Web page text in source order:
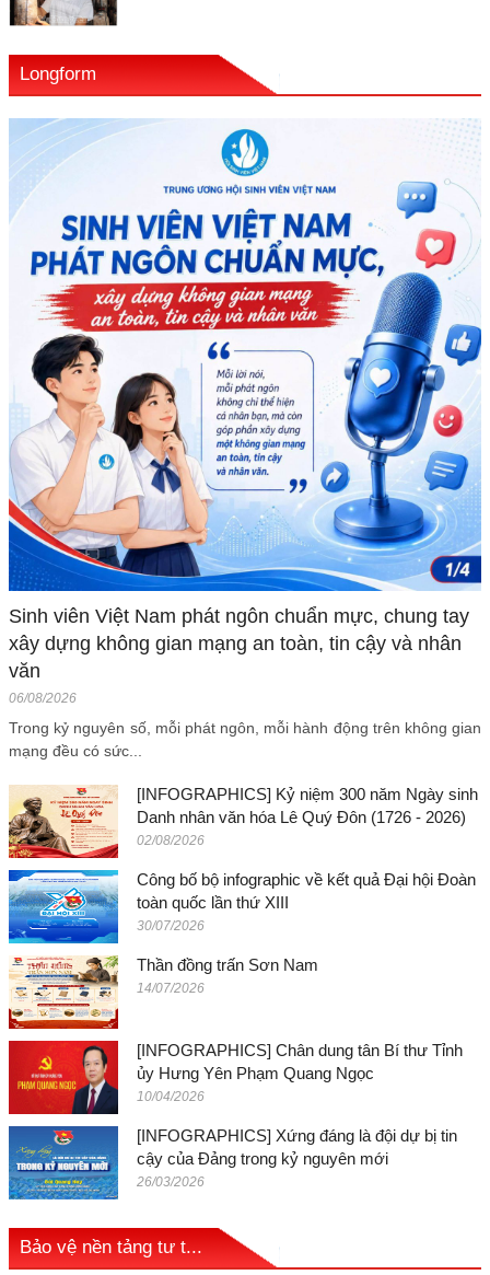
Longform
Sinh viên Việt Nam phát ngôn chuẩn mực, chung tay
xây dựng không gian mạng an toàn, tin cậy và nhân
văn
06/08/2026
Trong kỷ nguyên số, mỗi phát ngôn, mỗi hành động trên không gian
mạng đều có sức...
[INFOGRAPHICS] Kỷ niệm 300 năm Ngày sinh
Danh nhân văn hóa Lê Quý Đôn (1726 - 2026)
02/08/2026
Công bố bộ infographic về kết quả Đại hội Đoàn
toàn quốc lần thứ XIII
30/07/2026
Thần đồng trấn Sơn Nam
14/07/2026
[INFOGRAPHICS] Chân dung tân Bí thư Tỉnh
ủy Hưng Yên Phạm Quang Ngọc
10/04/2026
[INFOGRAPHICS] Xứng đáng là đội dự bị tin
cậy của Đảng trong kỷ nguyên mới
26/03/2026
Bảo vệ nền tảng tư t...